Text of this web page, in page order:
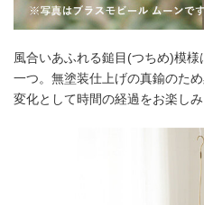
風合いあふれる鎚目(つちめ)模
一つ。無塗装仕上げの真鍮のた
変化として時間の経過をお楽しみ